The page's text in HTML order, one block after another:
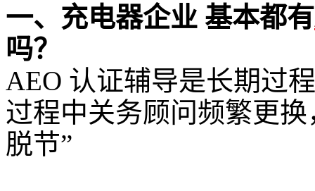
一、充电器企业 基本都有
吗？
AEO 认证辅导是长期过
过程中关务顾问频繁更
脱节”